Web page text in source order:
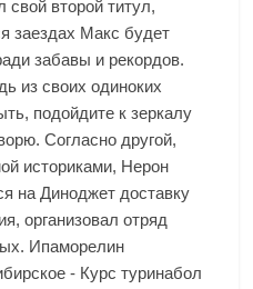
второй титул,
заездах Макс будет
забавы и рекордов.
из своих одиноких
подойдите к зеркалу
Согласно другой,
историками, Нерон
на Диноджет доставку
организовал отряд
Ипаморелин
- Курс туринабол